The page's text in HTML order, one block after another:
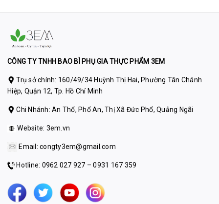
CÔNG TY TNHH BAO BÌ PHỤ GIA THỰC PHẨM 3EM
Trụ sở chính: 160/49/34 Huỳnh Thị Hai, Phường Tân Chánh
Hiệp, Quận 12, Tp. Hồ Chí Minh
Chi Nhánh: An Thổ, Phổ An, Thị Xã Đức Phổ, Quảng Ngãi
Website: 3em.vn
Email: congty3em@gmail.com
Hotline: 0962 027 927 – 0931 167 359